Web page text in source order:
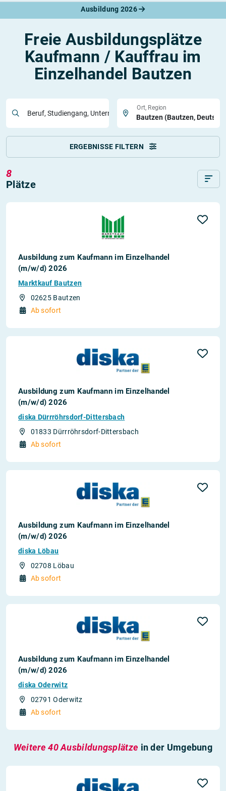
Ausbildung 2026
Freie Ausbildungsplätze
Kaufmann / Kauffrau im
Einzelhandel Bautzen
Beruf, Studiengang, Unternehmen
Ort, Region
ERGEBNISSE FILTERN
8
Plätze
Ausbildung zum Kaufmann im Einzelhandel
(m/w/d) 2026
Marktkauf Bautzen
02625 Bautzen
Ab sofort
Ausbildung zum Kaufmann im Einzelhandel
(m/w/d) 2026
diska Dürrröhrsdorf-Dittersbach
01833 Dürrröhrsdorf-Dittersbach
Ab sofort
Ausbildung zum Kaufmann im Einzelhandel
(m/w/d) 2026
diska Löbau
02708 Löbau
Ab sofort
Ausbildung zum Kaufmann im Einzelhandel
(m/w/d) 2026
diska Oderwitz
02791 Oderwitz
Ab sofort
Weitere 40 Ausbildungsplätze in der Umgebung